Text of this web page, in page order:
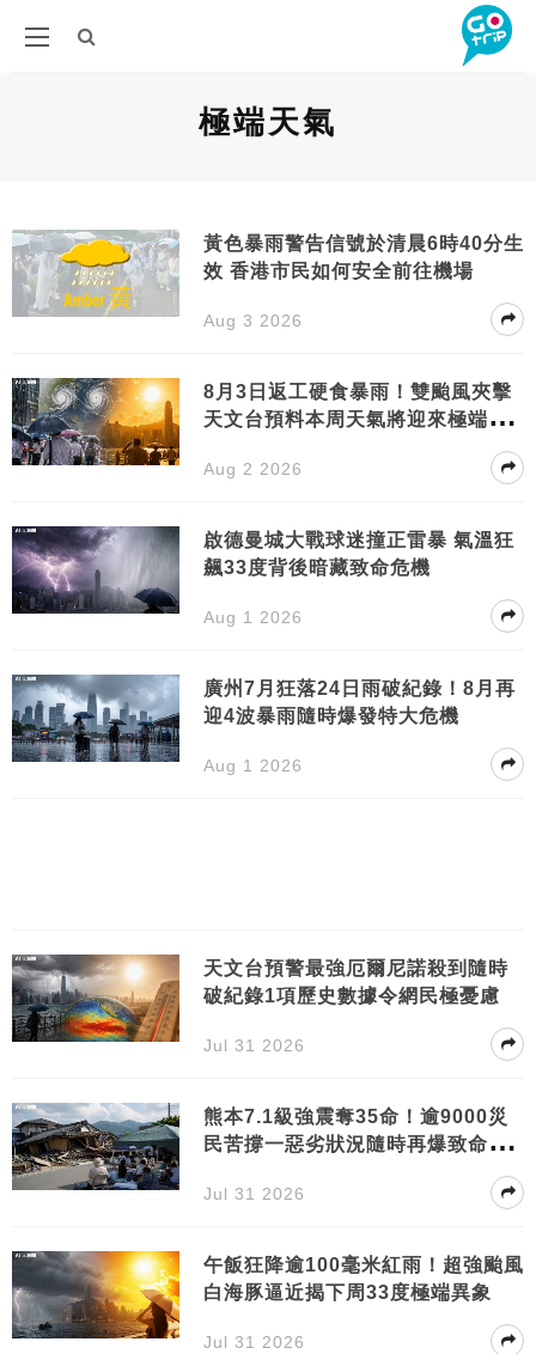
極端天氣
黃色暴雨警告信號於清晨6時40分生
效 香港市民如何安全前往機場
Aug 3 2026
8月3日返工硬食暴雨！雙颱風夾擊
天文台預料本周天氣將迎來極端反
Aug 2 2026
啟德曼城大戰球迷撞正雷暴 氣溫狂
飆33度背後暗藏致命危機
Aug 1 2026
廣州7月狂落24日雨破紀錄！8月再
迎4波暴雨隨時爆發特大危機
Aug 1 2026
天文台預警最強厄爾尼諾殺到隨時
破紀錄1項歷史數據令網民極憂慮
Jul 31 2026
熊本7.1級強震奪35命！逾9000災
民苦撐一惡劣狀況隨時再爆致命危
Jul 31 2026
午飯狂降逾100毫米紅雨！超強颱風
白海豚逼近揭下周33度極端異象
Jul 31 2026